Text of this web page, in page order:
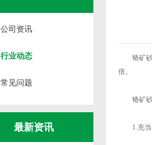
公司资讯
行业动态
常见问题
最新资讯
铬矿砂
倍。
铬矿砂
1.充当“